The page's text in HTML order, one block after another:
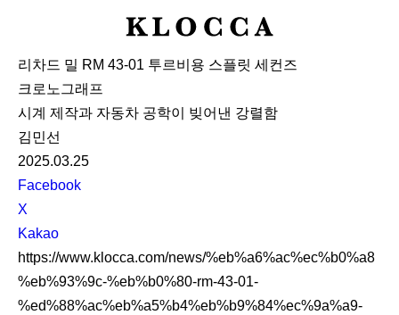
K
O
C
리차드 밀 RM 43-01 투르비용 스플릿 세컨즈
크로노그래프
시계 제작과 자동차 공학이 빚어낸 강렬함
김민선
2025.03.25
S
N
S
S
h
a
Facebook
X
Kakao
https://www.klocca.com/news/%eb%a6%ac%ec%b0%a8
%eb%93%9c-%eb%b0%80-rm-43-01-
%ed%88%ac%eb%a5%b4%eb%b9%84%ec%9a%a9-